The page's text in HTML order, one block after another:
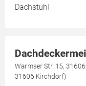
Dachstuhl
Warmser Str. 15,
31606 Kirchdorf)